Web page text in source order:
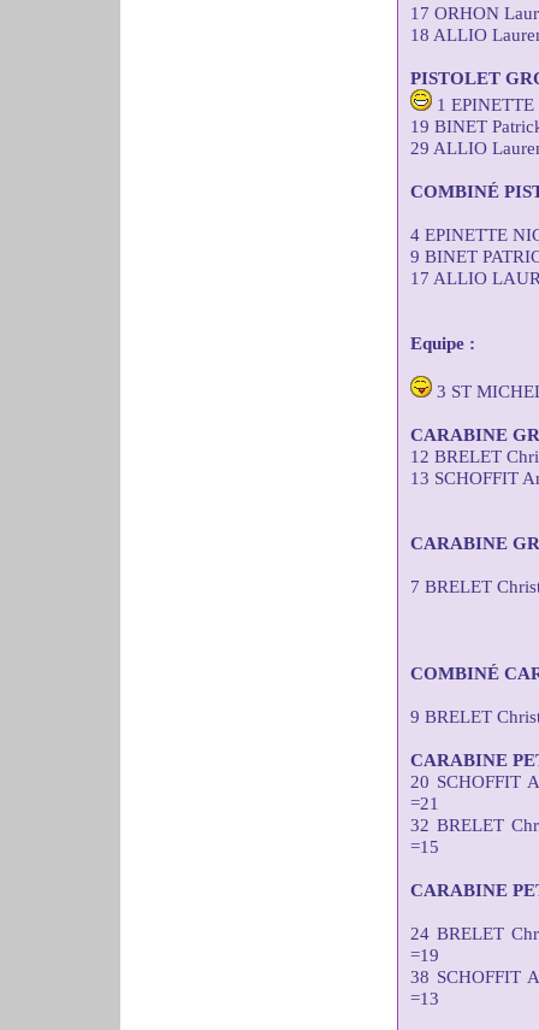
17 ORHON
18 ALLIO
PISTOLET
1
19 BINET
29 ALLIO
COMBINÉ
4 EPINETTE
9 BINET
17 ALLIO
Equipe :
3 ST
CARABINE
12 BRELET
13 SCHOFFIT
CARABINE
7 BRELET
COMBINÉ
9 BRELET
CARABINE
20 SCHOFFIT
=21
32 BRELET
=15
CARABINE
24 BRELET
=19
38 SCHOFFIT
=13